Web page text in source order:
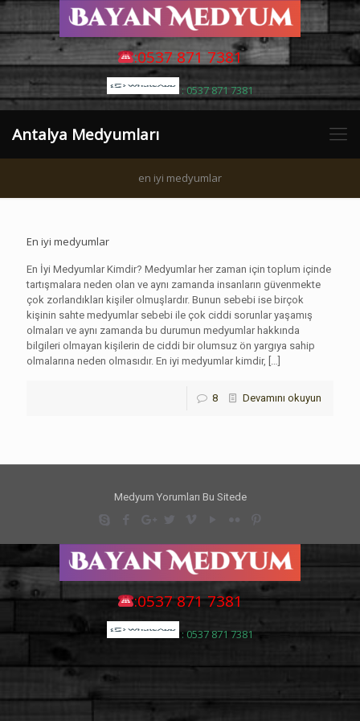
:0537 871 7381
: 0537 871 7381
Antalya Medyumları
en iyi medyumlar
En iyi medyumlar
En İyi Medyumlar Kimdir? Medyumlar her zaman için toplum içinde
tartışmalara neden olan ve aynı zamanda insanların güvenmekte
çok zorlandıkları kişiler olmuşlardır. Bunun sebebi ise birçok
kişinin sahte medyumlar sebebi ile çok ciddi sorunlar yaşamış
olmaları ve aynı zamanda bu durumun medyumlar hakkında
bilgileri olmayan kişilerin de ciddi bir olumsuz ön yargıya sahip
olmalarına neden olmasıdır. En iyi medyumlar kimdir, […]
8 Devamını okuyun
Medyum Yorumları Bu Sitede
:0537 871 7381
: 0537 871 7381